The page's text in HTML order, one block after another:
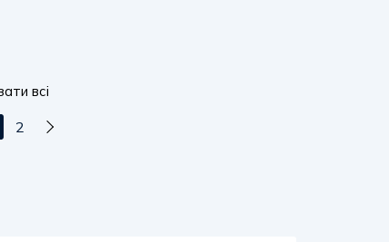
всі
2